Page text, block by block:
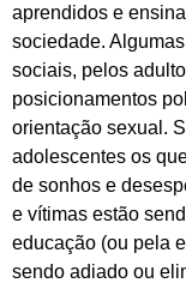
aprendidos e
sociedade.
sociais, pelos
posicionamentos
orientação sexual.
adolescentes os
de sonhos e
e vítimas estão
educação (ou pela
sendo adiado ou